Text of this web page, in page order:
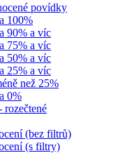
povídky
100%
90% a víc
75% a víc
50% a víc
25% a víc
než 25%
0%
rozečtené
(bez filtrů)
(s filtry)